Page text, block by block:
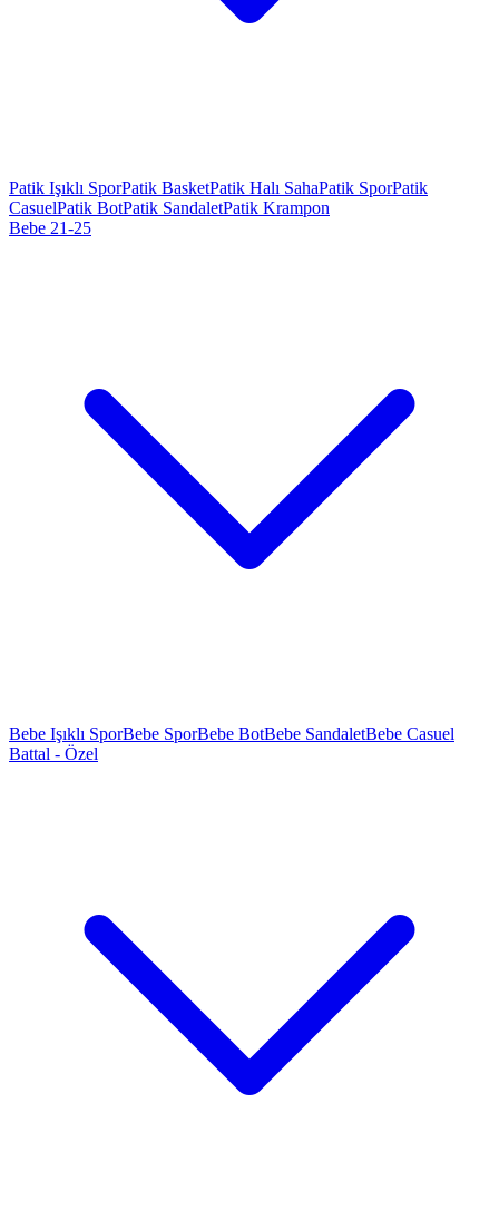
Patik Işıklı SporPatik BasketPatik Halı SahaPatik SporPatik
CasuelPatik BotPatik SandaletPatik Krampon
Bebe 21-25
Bebe Işıklı SporBebe SporBebe BotBebe SandaletBebe Casuel
Battal - Özel